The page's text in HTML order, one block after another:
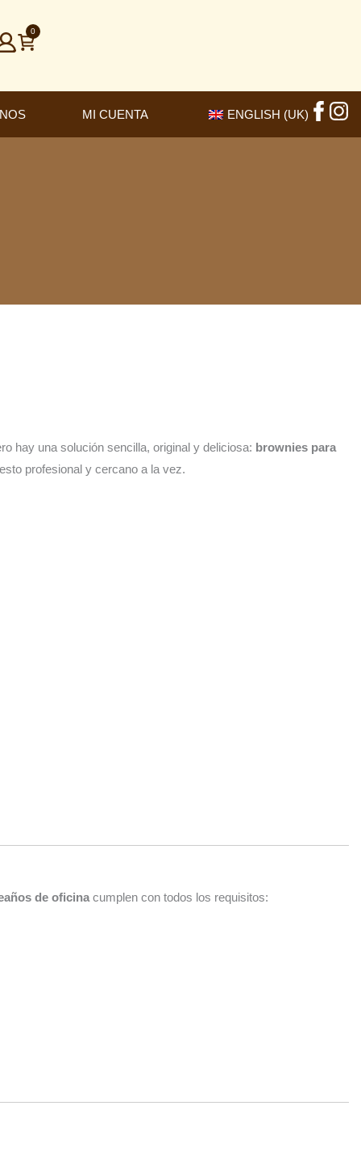
0
MI CUENTA ENGLISH (UK)
hay una solución sencilla, original y deliciosa: brownies para
profesional y cercano a la vez.
de oficina cumplen con todos los requisitos: